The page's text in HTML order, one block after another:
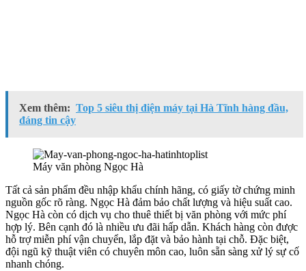
Xem thêm: Top 5 siêu thị điện máy tại Hà Tĩnh hàng đầu,
đáng tin cậy
Máy văn phòng Ngọc Hà
Tất cả sản phẩm đều nhập khẩu chính hãng, có giấy tờ chứng minh
nguồn gốc rõ ràng. Ngọc Hà đảm bảo chất lượng và hiệu suất cao.
Ngọc Hà còn có dịch vụ cho thuê thiết bị văn phòng với mức phí
hợp lý. Bên cạnh đó là nhiều ưu đãi hấp dẫn. Khách hàng còn được
hỗ trợ miễn phí vận chuyển, lắp đặt và bảo hành tại chỗ. Đặc biệt,
đội ngũ kỹ thuật viên có chuyên môn cao, luôn sẵn sàng xử lý sự cố
nhanh chóng.